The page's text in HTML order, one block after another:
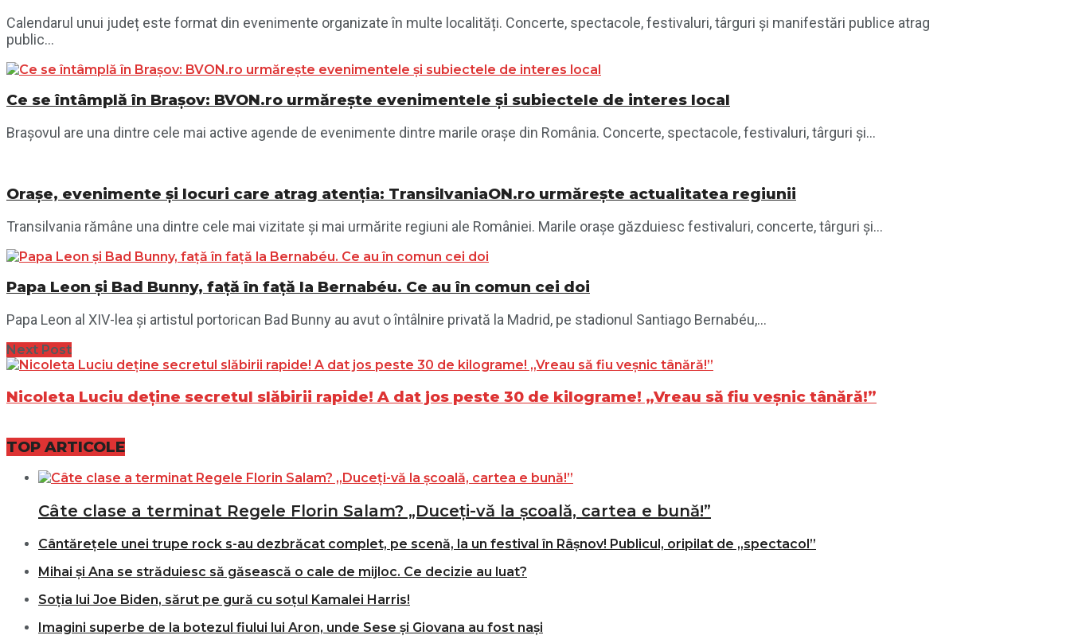
Calendarul unui județ este format din evenimente organizate în multe localități. Concerte, spectacole, festivaluri, târguri și manifestări publice atrag
public...
Ce se întâmplă în Brașov: BVON.ro urmărește evenimentele și subiectele de interes local
Brașovul are una dintre cele mai active agende de evenimente dintre marile orașe din România. Concerte, spectacole, festivaluri, târguri și...
Orașe, evenimente și locuri care atrag atenția: TransilvaniaON.ro urmărește actualitatea regiunii
Transilvania rămâne una dintre cele mai vizitate și mai urmărite regiuni ale României. Marile orașe găzduiesc festivaluri, concerte, târguri și...
Papa Leon și Bad Bunny, față în față la Bernabéu. Ce au în comun cei doi
Papa Leon al XIV-lea și artistul portorican Bad Bunny au avut o întâlnire privată la Madrid, pe stadionul Santiago Bernabéu,...
Next Post
Nicoleta Luciu deține secretul slăbirii rapide! A dat jos peste 30 de kilograme! „Vreau să fiu veșnic tânără!”
TOP ARTICOLE
Câte clase a terminat Regele Florin Salam? „Duceți-vă la școală, cartea e bună!”
Cântărețele unei trupe rock s-au dezbrăcat complet, pe scenă, la un festival în Râșnov! Publicul, oripilat de „spectacol”
Mihai și Ana se străduiesc să găsească o cale de mijloc. Ce decizie au luat?
Soția lui Joe Biden, sărut pe gură cu soțul Kamalei Harris!
Imagini superbe de la botezul fiului lui Aron, unde Sese și Giovana au fost nași